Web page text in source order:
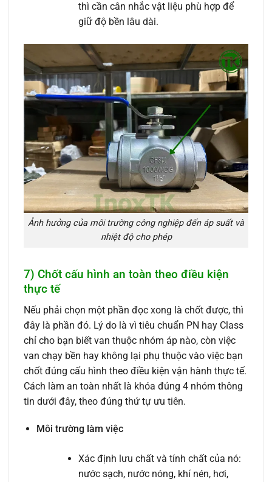
thì cần cân nhắc vật liệu phù hợp để
giữ độ bền lâu dài.
Ảnh hưởng của môi trường công nghiệp đến áp suất và
nhiệt độ cho phép
7) Chốt cấu hình an toàn theo điều kiện
thực tế
Nếu phải chọn một phần đọc xong là chốt được, thì
đây là phần đó. Lý do là vì tiêu chuẩn PN hay Class
chỉ cho bạn biết van thuộc nhóm áp nào, còn việc
van chạy bền hay không lại phụ thuộc vào việc bạn
chốt đúng cấu hình theo điều kiện vận hành thực tế.
Cách làm an toàn nhất là khóa đúng 4 nhóm thông
tin dưới đây, theo đúng thứ tự ưu tiên.
Môi trường làm việc
Xác định lưu chất và tính chất của nó:
nước sạch, nước nóng, khí nén, hơi,